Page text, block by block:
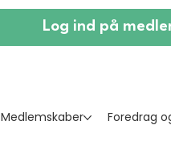
Log ind på
Medlemskaber Foredrag